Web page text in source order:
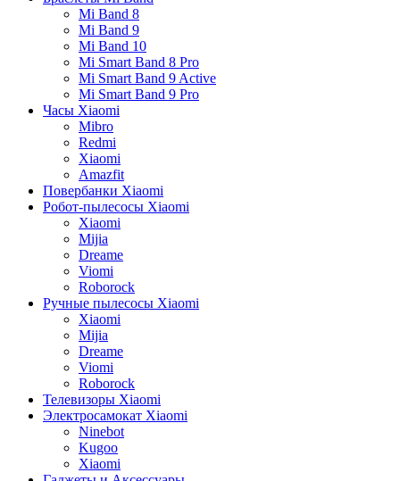
Mi Band 8
Mi Band 9
Mi Band 10
Mi Smart Band 8 Pro
Mi Smart Band 9 Active
Mi Smart Band 9 Pro
Часы Xiaomi
Mibro
Redmi
Xiaomi
Amazfit
Повербанки Xiaomi
Робот-пылесосы Xiaomi
Xiaomi
Mijia
Dreame
Viomi
Roborock
Ручные пылесосы Xiaomi
Xiaomi
Mijia
Dreame
Viomi
Roborock
Телевизоры Xiaomi
Электросамокат Xiaomi
Ninebot
Kugoo
Xiaomi